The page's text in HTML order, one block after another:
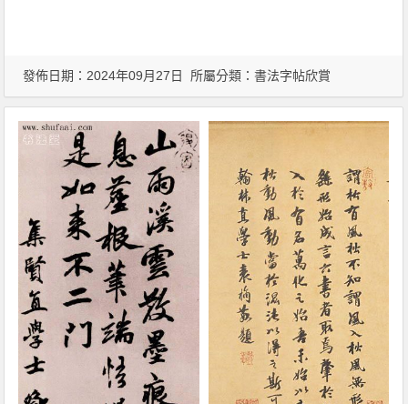
發佈日期：2024年09月27日 所屬分類：書法字帖欣賞